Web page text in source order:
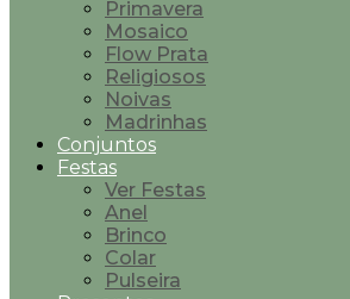
Primavera
Mosaico
Flow Prata
Religiosos
Noivas
Madrinhas
Conjuntos
Festas
Ver Festas
Anel
Brinco
Colar
Pulseira